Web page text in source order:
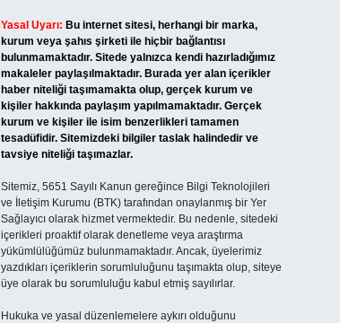
Yasal Uyarı: Bu internet sitesi, herhangi bir marka,
kurum veya şahıs şirketi ile hiçbir bağlantısı
bulunmamaktadır. Sitede yalnızca kendi hazırladığımız
makaleler paylaşılmaktadır. Burada yer alan içerikler
haber niteliği taşımamakta olup, gerçek kurum ve
kişiler hakkında paylaşım yapılmamaktadır. Gerçek
kurum ve kişiler ile isim benzerlikleri tamamen
tesadüfidir. Sitemizdeki bilgiler taslak halindedir ve
tavsiye niteliği taşımazlar.
Sitemiz, 5651 Sayılı Kanun gereğince Bilgi Teknolojileri
ve İletişim Kurumu (BTK) tarafından onaylanmış bir Yer
Sağlayıcı olarak hizmet vermektedir. Bu nedenle, sitedeki
içerikleri proaktif olarak denetleme veya araştırma
yükümlülüğümüz bulunmamaktadır. Ancak, üyelerimiz
yazdıkları içeriklerin sorumluluğunu taşımakta olup, siteye
üye olarak bu sorumluluğu kabul etmiş sayılırlar.
Hukuka ve yasal düzenlemelere aykırı olduğunu